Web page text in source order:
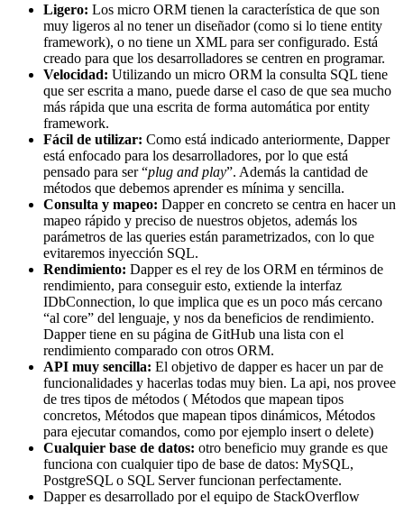
Ligero: Los micro ORM tienen la característica de que son
muy ligeros al no tener un diseñador (como si lo tiene entity
framework), o no tiene un XML para ser configurado. Está
creado para que los desarrolladores se centren en programar.
Velocidad: Utilizando un micro ORM la consulta SQL tiene
que ser escrita a mano, puede darse el caso de que sea mucho
más rápida que una escrita de forma automática por entity
framework.
Fácil de utilizar: Como está indicado anteriormente, Dapper
está enfocado para los desarrolladores, por lo que está
pensado para ser “plug and play”. Además la cantidad de
métodos que debemos aprender es mínima y sencilla.
Consulta y mapeo: Dapper en concreto se centra en hacer un
mapeo rápido y preciso de nuestros objetos, además los
parámetros de las queries están parametrizados, con lo que
evitaremos inyección SQL.
Rendimiento: Dapper es el rey de los ORM en términos de
rendimiento, para conseguir esto, extiende la interfaz
IDbConnection, lo que implica que es un poco más cercano
“al core” del lenguaje, y nos da beneficios de rendimiento.
Dapper tiene en su página de GitHub una lista con el
rendimiento comparado con otros ORM.
API muy sencilla: El objetivo de dapper es hacer un par de
funcionalidades y hacerlas todas muy bien. La api, nos provee
de tres tipos de métodos ( Métodos que mapean tipos
concretos, Métodos que mapean tipos dinámicos, Métodos
para ejecutar comandos, como por ejemplo insert o delete)
Cualquier base de datos: otro beneficio muy grande es que
funciona con cualquier tipo de base de datos: MySQL,
PostgreSQL o SQL Server funcionan perfectamente.
Dapper es desarrollado por el equipo de StackOverflow